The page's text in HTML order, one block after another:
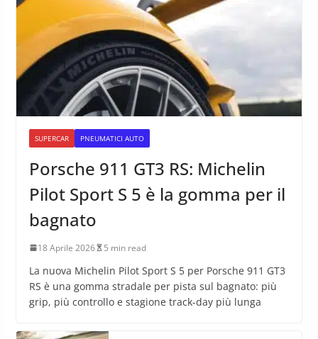
SUPERCAR PNEUMATICI AUTO
Porsche 911 GT3 RS: Michelin
Pilot Sport S 5 è la gomma per il
bagnato
18 Aprile 2026 5 min read
La nuova Michelin Pilot Sport S 5 per Porsche 911 GT3
RS è una gomma stradale per pista sul bagnato: più
grip, più controllo e stagione track-day più lunga